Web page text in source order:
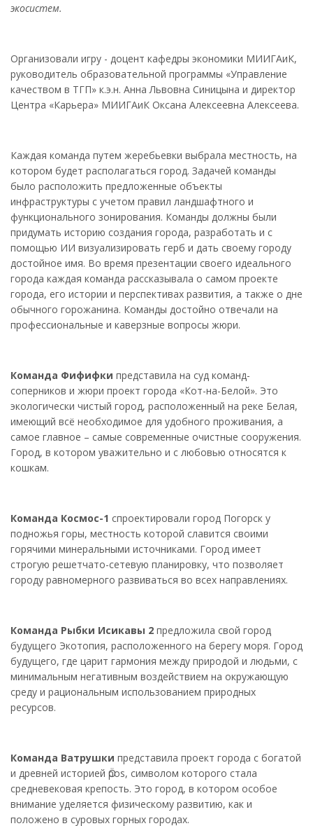
экосистем.
Организовали игру - доцент кафедры экономики МИИГАиК,
руководитель образовательной программы «Управление
качеством в ТГП» к.э.н. Анна Львовна Синицына и директор
Центра «Карьера» МИИГАиК Оксана Алексеевна Алексеева.
Каждая команда путем жеребьевки выбрала местность, на
котором будет располагаться город. Задачей команды
было расположить предложенные объекты
инфраструктуры с учетом правил ландшафтного и
функционального зонирования. Команды должны были
придумать историю создания города, разработать и с
помощью ИИ визуализировать герб и дать своему городу
достойное имя. Во время презентации своего идеального
города каждая команда рассказывала о самом проекте
города, его истории и перспективах развития, а также о дне
обычного горожанина. Команды достойно отвечали на
профессиональные и каверзные вопросы жюри.
Команда Фифифки представила на суд команд-
соперников и жюри проект города «Кот-на-Белой». Это
экологически чистый город, расположенный на реке Белая,
имеющий всё необходимое для удобного проживания, а
самое главное – самые современные очистные сооружения.
Город, в котором уважительно и с любовью относятся к
кошкам.
Команда Космос-1 спроектировали город Погорск у
подножья горы, местность которой славится своими
горячими минеральными источниками. Город имеет
строгую решетчато-сетевую планировку, что позволяет
городу равномерного развиваться во всех направлениях.
Команда Рыбки Исикавы 2 предложила свой город
будущего Экотопия, расположенного на берегу моря. Город
будущего, где царит гармония между природой и людьми, с
минимальным негативным воздействием на окружающую
среду и рациональным использованием природных
ресурсов.
Команда Ватрушки представила проект города с богатой
и древней историей Ӧpos, символом которого стала
средневековая крепость. Это город, в котором особое
внимание уделяется физическому развитию, как и
положено в суровых горных городах.